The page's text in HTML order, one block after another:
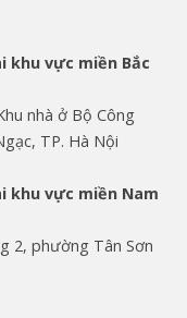
khu vực miền Bắc
nhà ở Bộ Công
TP. Hà Nội
khu vực miền Nam
2, phường Tân Sơn